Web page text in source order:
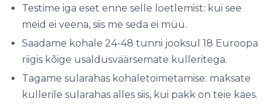
Testime iga eset enne selle loetlemist: kui see
meid ei veena, siis me seda ei müü.
Saadame kohale 24-48 tunni jooksul 18 Euroopa
riigis kõige usaldusväärsemate kulleritega.
Tagame sularahas kohaletoimetamise: maksate
kullerile sularahas alles siis, kui pakk on teie käes.